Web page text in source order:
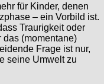
für Kinder, denen
– ein Vorbild ist.
Traurigkeit oder
(momentane)
Frage ist nur,
seine Umwelt zu